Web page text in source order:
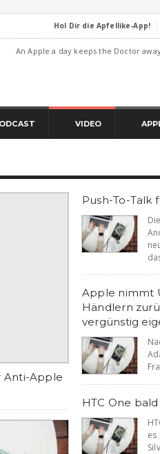
Hol Dir die Apfellike-App!
An Apple a day keeps the Doctor
VIDEO
Anti-Apple
Push-To-Talk
Apple nimmt
Händlern
vergünstig
HTC One